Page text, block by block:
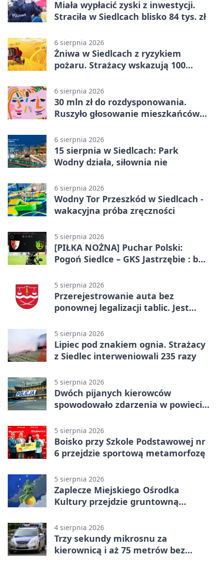
Miała wypłacić zyski z inwestycji.
Straciła w Siedlcach blisko 84 tys. zł
6 sierpnia 2026
Żniwa w Siedlcach z ryzykiem
pożaru. Strażacy wskazują 100
6 sierpnia 2026
30 mln zł do rozdysponowania.
Ruszyło głosowanie mieszkańców
6 sierpnia 2026
15 sierpnia w Siedlcach: Park
Wodny działa, siłownia nie
6 sierpnia 2026
Wodny Tor Przeszkód w Siedlcach -
wakacyjna próba zręczności
5 sierpnia 2026
[PIŁKA NOŻNA] Puchar Polski:
Pogoń Siedlce – GKS Jastrzębie : bez
5 sierpnia 2026
Przerejestrowanie auta bez
ponownej legalizacji tablic. Jest
5 sierpnia 2026
Lipiec pod znakiem ognia. Strażacy
z Siedlec interweniowali 235 razy
5 sierpnia 2026
Dwóch pijanych kierowców
spowodowało zdarzenia w powiecie
5 sierpnia 2026
Boisko przy Szkole Podstawowej nr
6 przejdzie sportową metamorfozę
5 sierpnia 2026
Zaplecze Miejskiego Ośrodka
Kultury przejdzie gruntowną
4 sierpnia 2026
Trzy sekundy mikrosnu za
kierownicą i aż 75 metrów bez